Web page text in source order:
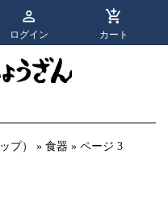
ログイン カート
プ） » 食器 » ページ 3